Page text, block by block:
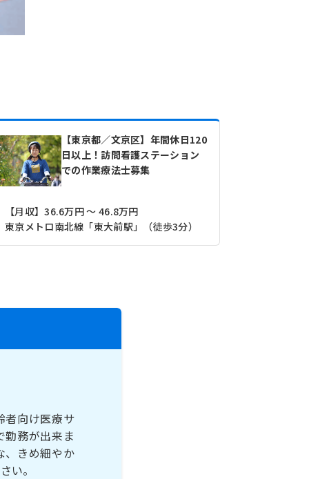
【東京都／文京区】年間休日120
日以上！訪問看護ステーション
での作業療法士募集
【月収】36.6万円 ～ 46.8万円
東京メトロ南北線「東大前駅」（徒歩3分）
者向け医療サ
勤務が出来ま
、きめ細やか
い。